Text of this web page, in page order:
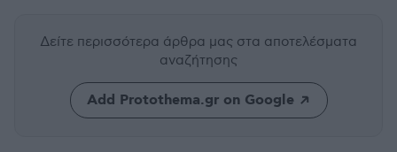
Δείτε περισσότερα άρθρα μας στα αποτελέσματα
αναζήτησης
Add Protothema.gr on Google